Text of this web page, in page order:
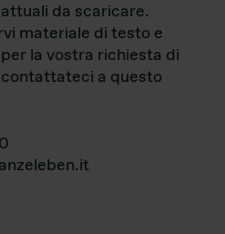
da scaricare.
materiale di testo e
la vostra richiesta di
a questo